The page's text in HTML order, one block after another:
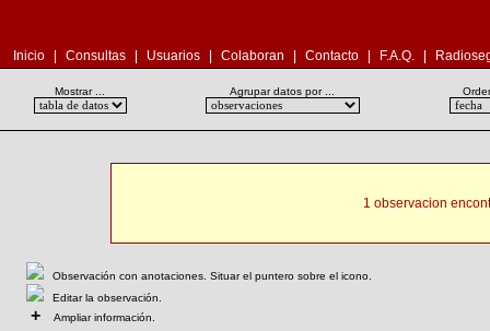
Inicio Consultas Usuarios Colaboran Contacto F.A.Q.
Mostrar ... Agrupar datos por ...
1 observacion
Observación con anotaciones. Situar el puntero sobre el icono.
Editar la observación.
+ Ampliar información.